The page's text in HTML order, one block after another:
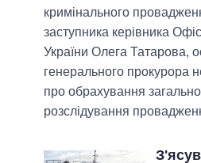
кримінального
заступника керівника
України Олега Татарова,
генерального прокурора
про обрахування
розслідування